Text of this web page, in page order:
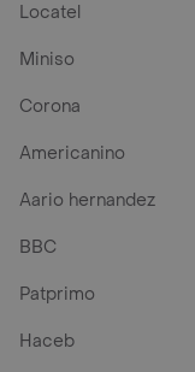
Locatel
Miniso
Corona
Americanino
Aario hernandez
BBC
Patprimo
Haceb